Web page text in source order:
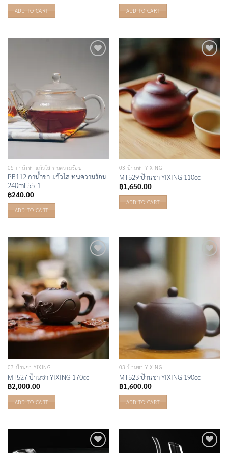
ADD TO CART ADD TO CART
05 กาน้ำชา แก้วใส ทนความร้อน
PB112 กาน้ำชา แก้วใส ทนความร้อน
240ml 55-1
฿240.00
ADD TO CART
Add to
Wishlist
03 ป้านชา YIXING
MT529 ป้านชา YIXING 110cc
฿1,650.00
ADD TO CART
Add to
Wishlist
03 ป้านชา YIXING
MT527 ป้านชา YIXING 170cc
฿2,000.00
ADD TO CART
03 ป้านชา YIXING
MT523 ป้านชา YIXING 190cc
฿1,600.00
ADD TO CART